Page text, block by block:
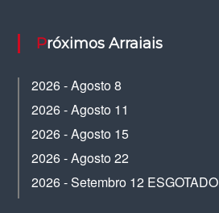
Próximos Arraiais
2026 - Agosto 8
2026 - Agosto 11
2026 - Agosto 15
2026 - Agosto 22
2026 - Setembro 12 ESGOTADO